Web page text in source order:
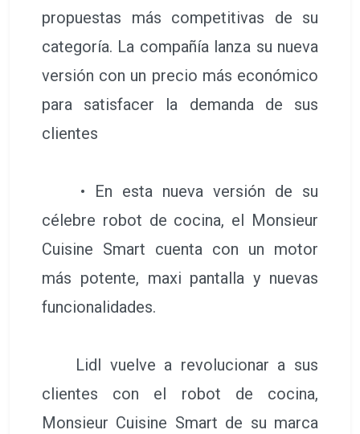
propuestas más competitivas de su
categoría. La compañía lanza su nueva
versión con un precio más económico
para satisfacer la demanda de sus
clientes
• En esta nueva versión de su
célebre robot de cocina, el Monsieur
Cuisine Smart cuenta con un motor
más potente, maxi pantalla y nuevas
funcionalidades.
Lidl vuelve a revolucionar a sus
clientes con el robot de cocina,
Monsieur Cuisine Smart de su marca